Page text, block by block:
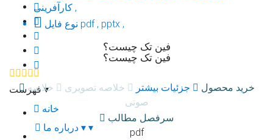
فهرست▾
خانه
▾ ▾
کارآفرینی ,
 pdf , pptx ,
فین تک چیست؟
فین تک چیست؟
خرید محصول جزئیات بیشتر خلاصه تصویری
خلاصه
صوتی
سرفصل مطالب
pdf